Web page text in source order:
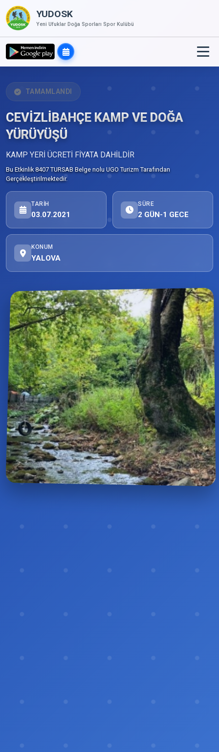
YUDOSK
Yeni Ufuklar Doğa Sporları Spor Kulübü
TAMAMLANDI
CEVİZLİBAHÇE KAMP VE DOĞA
YÜRÜYÜŞÜ
KAMP YERİ ÜCRETİ FİYATA DAHİLDİR
Bu Etkinlik 8407 TURSAB Belge nolu UGO Turizm Tarafından
Gerçekleştirilmektedir.
TARIH
03.07.2021
SÜRE
2 GÜN-1 GECE
KONUM
YALOVA